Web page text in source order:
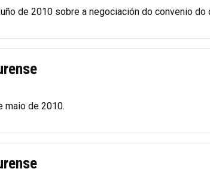
de 2010 sobre a negociación do convenio
maio de 2010.